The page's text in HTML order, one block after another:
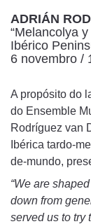
ADRIÁN
“Melancolya
Ibérico
6 novembro /
A propósito do
do Ensemble
Rodríguez van
Ibérica tardo-
de-mundo,
“We are
down from
served us to try